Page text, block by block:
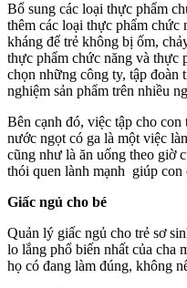
Bổ sung các loại thực phẩm
thêm các loại thực phẩm
kháng để trẻ không bị ốm,
thực phẩm chức năng và thực
chọn những công ty, tập đoàn
nghiệm sản phẩm trên nhiều
Bên cạnh đó, việc tập cho
nước ngọt có ga là một việc
cũng như là ăn uống theo giờ
thói quen lành mạnh giúp con
Giấc ngủ cho bé
Quản lý giấc ngủ cho trẻ sơ
lo lắng phổ biến nhất của cha
họ có đang làm đúng, không